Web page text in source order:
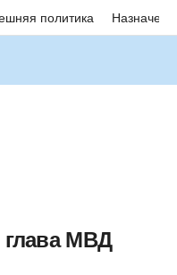
политика
глава МВД